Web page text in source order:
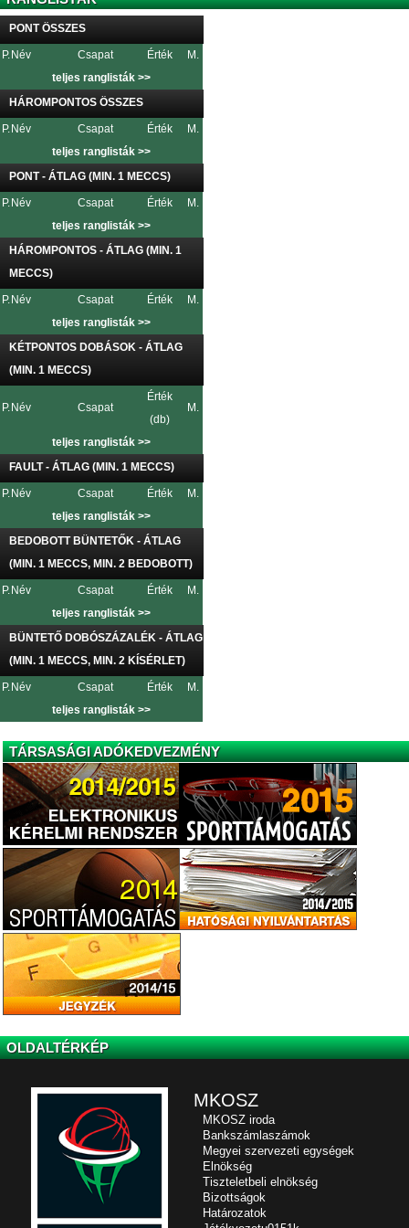
PONT ÖSSZES
P. Név Csapat Érték
M.
teljes ranglisták >>
HÁROMPONTOS ÖSSZES
P. Név Csapat Érték
M.
teljes ranglisták >>
PONT - ÁTLAG (MIN. 1 MECCS)
P. Név Csapat Érték
M.
teljes ranglisták >>
HÁROMPONTOS - ÁTLAG (MIN. 1
MECCS)
P. Név Csapat Érték
M.
teljes ranglisták >>
KÉTPONTOS DOBÁSOK - ÁTLAG
(MIN. 1 MECCS)
P. Név Csapat
Érték
(db)
M.
teljes ranglisták >>
FAULT - ÁTLAG (MIN. 1 MECCS)
P. Név Csapat Érték
M.
teljes ranglisták >>
BEDOBOTT BÜNTETŐK - ÁTLAG
(MIN. 1 MECCS, MIN. 2 BEDOBOTT)
P. Név Csapat Érték
M.
teljes ranglisták >>
BÜNTETŐ DOBÓSZÁZALÉK - ÁTLAG
(MIN. 1 MECCS, MIN. 2 KÍSÉRLET)
P. Név Csapat Érték
M.
teljes ranglisták >>
TÁRSASÁGI ADÓKEDVEZMÉNY
OLDALTÉRKÉP
MKOSZ
MKOSZ iroda
Bankszámlaszámok
Megyei szervezeti egységek
Elnökség
Tiszteletbeli elnökség
Bizottságok
Határozatok